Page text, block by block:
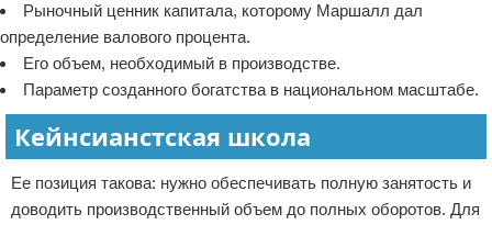
Рыночный ценник капитала, которому Маршалл дал
определение валового процента.
Его объем, необходимый в производстве.
Параметр созданного богатства в национальном масштабе.
Кейнсианстская школа
Ее позиция такова: нужно обеспечивать полную занятость и
доводить производственный объем до полных оборотов. Для